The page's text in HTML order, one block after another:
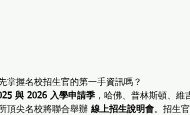
掌握名校招生官的第一手資訊嗎？
與 2026 入學申請季，哈佛、普林斯頓、維
頂尖名校將聯合舉辦 線上招生說明會。招生